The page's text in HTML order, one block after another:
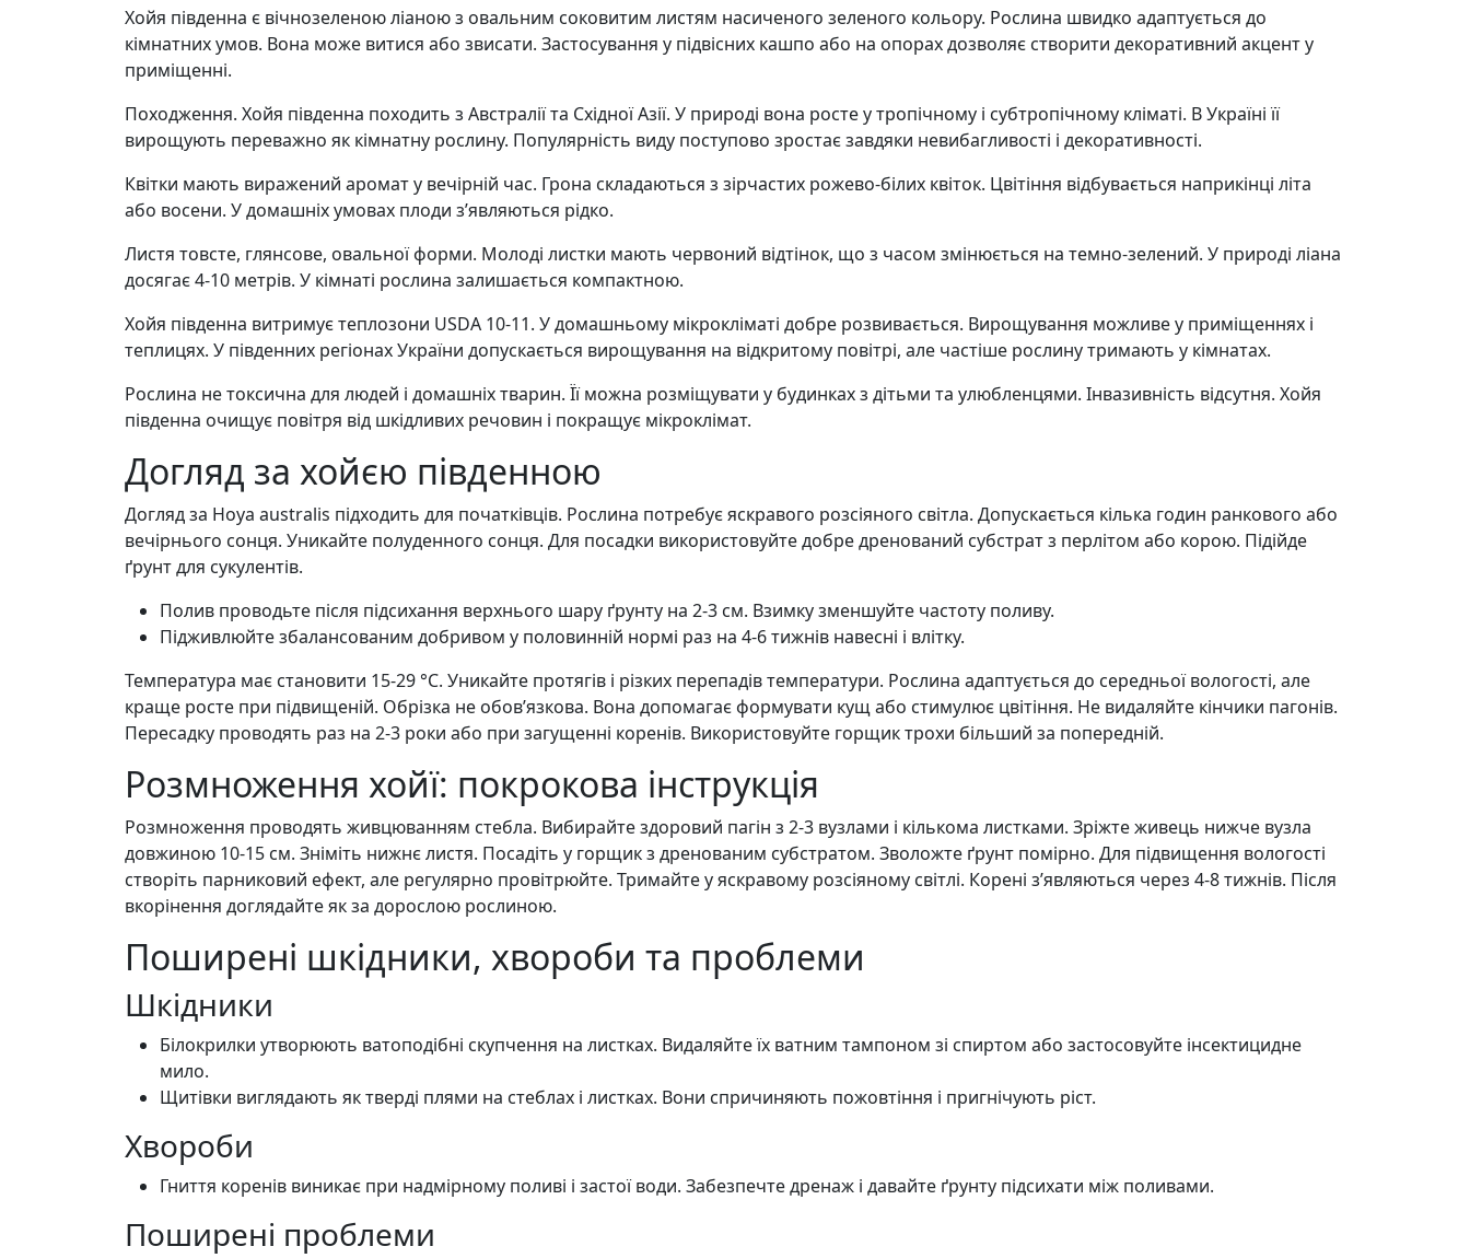
Хойя південна є вічнозеленою ліаною з овальним соковитим листям насиченого зеленого кольору. Рослина швидко адаптується до
кімнатних умов. Вона може витися або звисати. Застосування у підвісних кашпо або на опорах дозволяє створити декоративний акцент у
приміщенні.
Походження. Хойя південна походить з Австралії та Східної Азії. У природі вона росте у тропічному і субтропічному кліматі. В Україні її
вирощують переважно як кімнатну рослину. Популярність виду поступово зростає завдяки невибагливості і декоративності.
Квітки мають виражений аромат у вечірній час. Грона складаються з зірчастих рожево-білих квіток. Цвітіння відбувається наприкінці літа
або восени. У домашніх умовах плоди з’являються рідко.
Листя товсте, глянсове, овальної форми. Молоді листки мають червоний відтінок, що з часом змінюється на темно-зелений. У природі ліана
досягає 4-10 метрів. У кімнаті рослина залишається компактною.
Хойя південна витримує теплозони USDA 10-11. У домашньому мікрокліматі добре розвивається. Вирощування можливе у приміщеннях і
теплицях. У південних регіонах України допускається вирощування на відкритому повітрі, але частіше рослину тримають у кімнатах.
Рослина не токсична для людей і домашніх тварин. Її можна розміщувати у будинках з дітьми та улюбленцями. Інвазивність відсутня. Хойя
південна очищує повітря від шкідливих речовин і покращує мікроклімат.
Догляд за хойєю південною
Догляд за Hoya australis підходить для початківців. Рослина потребує яскравого розсіяного світла. Допускається кілька годин ранкового або
вечірнього сонця. Уникайте полуденного сонця. Для посадки використовуйте добре дренований субстрат з перлітом або корою. Підійде
ґрунт для сукулентів.
Полив проводьте після підсихання верхнього шару ґрунту на 2-3 см. Взимку зменшуйте частоту поливу.
Підживлюйте збалансованим добривом у половинній нормі раз на 4-6 тижнів навесні і влітку.
Температура має становити 15-29 °С. Уникайте протягів і різких перепадів температури. Рослина адаптується до середньої вологості, але
краще росте при підвищеній. Обрізка не обов’язкова. Вона допомагає формувати кущ або стимулює цвітіння. Не видаляйте кінчики пагонів.
Пересадку проводять раз на 2-3 роки або при загущенні коренів. Використовуйте горщик трохи більший за попередній.
Розмноження хойї: покрокова інструкція
Розмноження проводять живцюванням стебла. Вибирайте здоровий пагін з 2-3 вузлами і кількома листками. Зріжте живець нижче вузла
довжиною 10-15 см. Зніміть нижнє листя. Посадіть у горщик з дренованим субстратом. Зволожте ґрунт помірно. Для підвищення вологості
створіть парниковий ефект, але регулярно провітрюйте. Тримайте у яскравому розсіяному світлі. Корені з’являються через 4-8 тижнів. Після
вкорінення доглядайте як за дорослою рослиною.
Поширені шкідники, хвороби та проблеми
Шкідники
Білокрилки утворюють ватоподібні скупчення на листках. Видаляйте їх ватним тампоном зі спиртом або застосовуйте інсектицидне
мило.
Щитівки виглядають як тверді плями на стеблах і листках. Вони спричиняють пожовтіння і пригнічують ріст.
Хвороби
Гниття коренів виникає при надмірному поливі і застої води. Забезпечте дренаж і давайте ґрунту підсихати між поливами.
Поширені проблеми